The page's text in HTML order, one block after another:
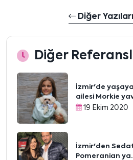
Diğer
Diğer
İzmir'de
ailesi Morkie
19 Ekim 2020
İzmir'den
Pomeranian